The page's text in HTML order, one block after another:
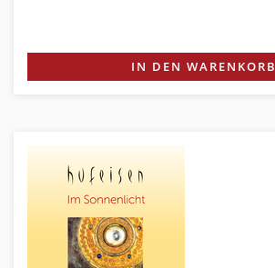
IN DEN WARENKORB